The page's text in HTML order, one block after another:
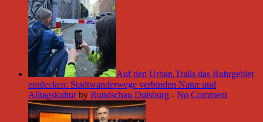
Auf den Urban.Trails das Ruhrgebiet
entdecken: Stadtwanderwege verbinden Natur und
Alltagskultur by Rundschau Duisburg - No Comment